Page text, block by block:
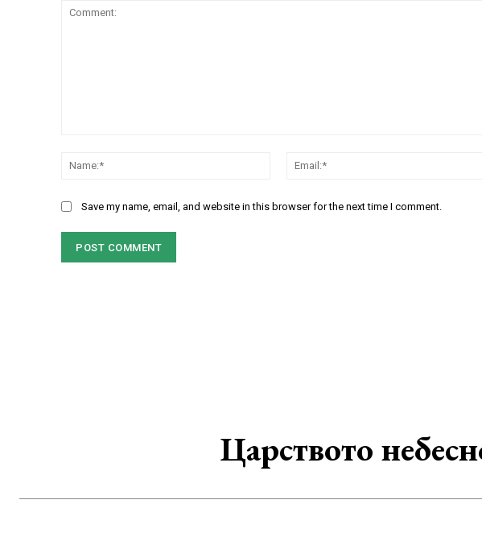
Name:*
Save my name, email, and website in this browser for the next time I comment.